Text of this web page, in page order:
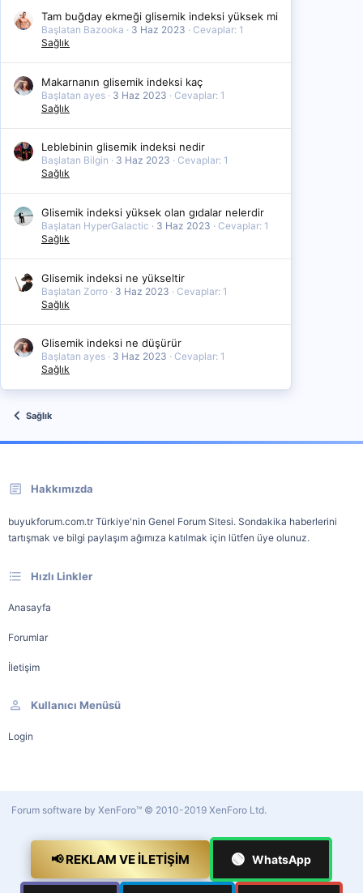
Tam buğday ekmeği glisemik indeksi yüksek mi
Başlatan Bazooka 3 Haz 2023
Cevaplar: 1
Sağlık
Makarnanın glisemik indeksi kaç
Başlatan ayes 3 Haz 2023
Cevaplar: 1
Sağlık
Leblebinin glisemik indeksi nedir
Başlatan Bilgin 3 Haz 2023
Cevaplar: 1
Sağlık
Glisemik indeksi yüksek olan gıdalar nelerdir
Başlatan HyperGalactic 3 Haz 2023
Cevaplar: 1
Sağlık
Glisemik indeksi ne yükseltir
Başlatan Zorro 3 Haz 2023
Cevaplar: 1
Sağlık
Glisemik indeksi ne düşürür
Başlatan ayes 3 Haz 2023
Cevaplar: 1
Sağlık
Sağlık
Hakkımızda
buyukforum.com.tr Türkiye'nin Genel Forum Sitesi. Sondakika haberlerini
tartışmak ve bilgi paylaşım ağımıza katılmak için lütfen üye olunuz.
Hızlı Linkler
Anasayfa
Forumlar
İletişim
Kullanıcı Menüsü
Login
Forum software by XenForo™ © 2010-2019 XenForo Ltd.
📢 REKLAM VE İLETIŞIM 🟢 WhatsApp